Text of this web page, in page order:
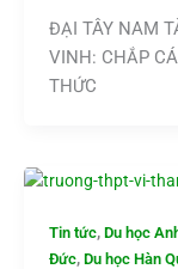
ĐẠI TÂY NAM
VINH: CHẮP
THỨC
Tin tức, Du học
Đức, Du học Hàn